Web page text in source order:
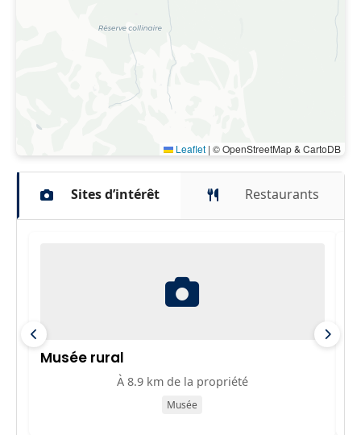
Leaflet | © OpenStreetMap & CartoDB
Sites d’intérêt Restaurants
Musée rural
À 8.9 km de la propriété
Musée